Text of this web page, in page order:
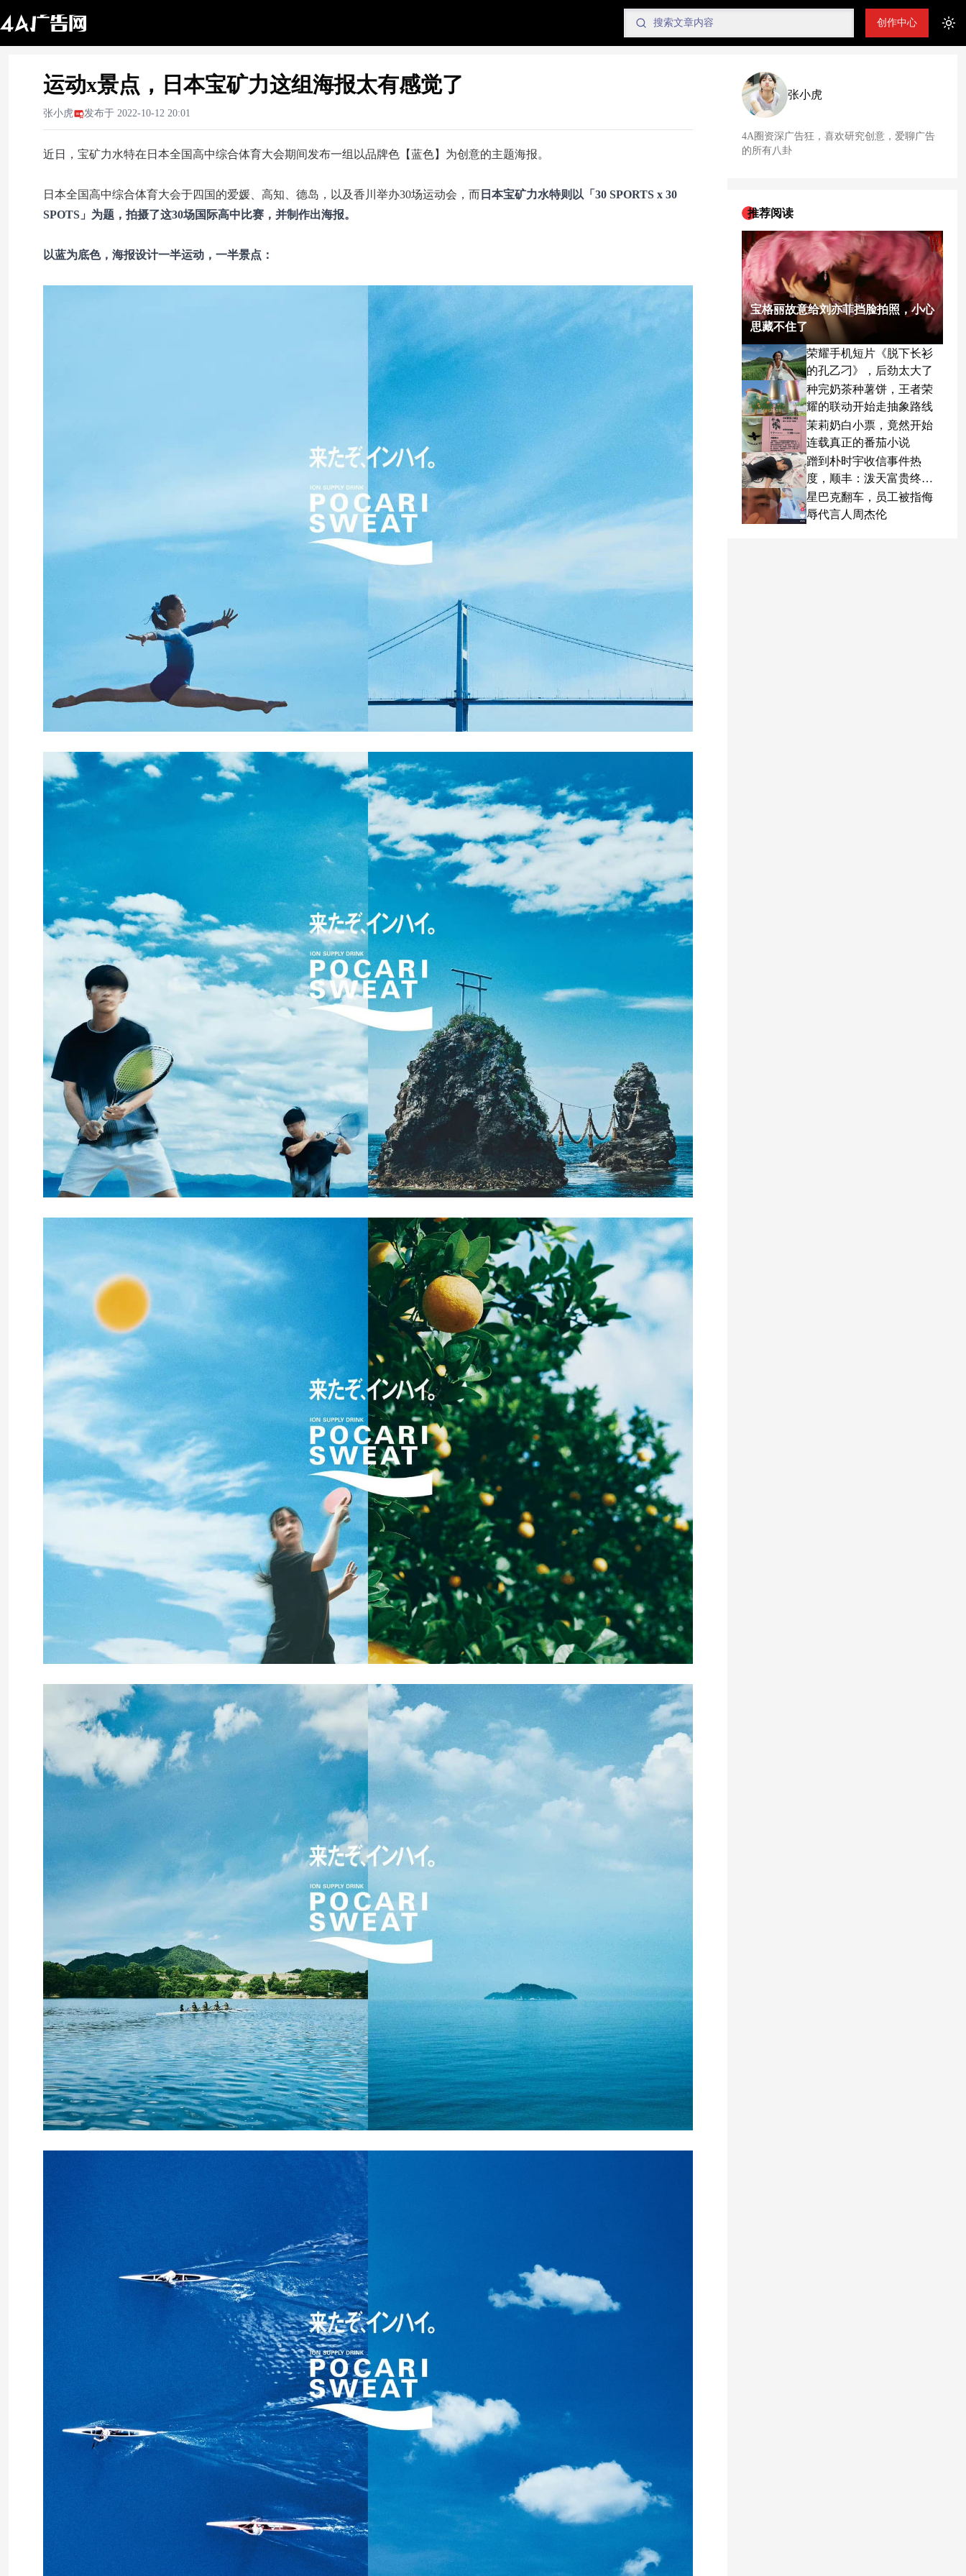
创作中心
运动x景点，日本宝矿力这组海报太有感觉了
张小虎 发布于 2022-10-12 20:01
近日， 宝矿力水特在日本全国高中综合体育大会期间发布一组以品牌色【蓝色】为创意的主题海报。
日本全国高中综合体育大会于四国的爱媛、高知、德岛，以及香川举办30场运动会，而 日本宝矿力水特则以 「30 SPORTS x 30
SPOTS」 为题，拍摄了这30场国际高中比赛，并制作出海报。
以蓝为底色，海报设计一半运动，一半景点：
张小虎
4A圈资深广告狂，喜欢研究创意，爱聊广告
的所有八卦
推荐阅读
宝格丽故意给刘亦菲挡脸拍照，小心
思藏不住了
荣耀手机短片《脱下长衫
的孔乙刁》，后劲太大了
种完奶茶种薯饼，王者荣
耀的联动开始走抽象路线
茉莉奶白小票，竟然开始
连载真正的番茄小说
蹭到朴时宇收信事件热
度，顺丰：泼天富贵终于
轮到我了
星巴克翻车，员工被指侮
辱代言人周杰伦